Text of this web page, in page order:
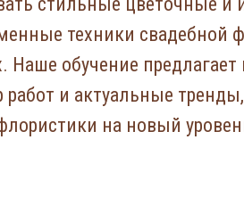
техники свадебной
Наше обучение
работ и актуальные
на новый